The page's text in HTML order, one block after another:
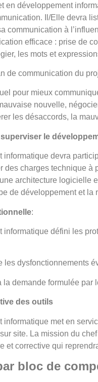
en développement
Il/Elle devra
communication à
efficace : prise de
les mots et
de communication du
pour mieux
nouvelle,
les désaccords, la
le
devra
des charges technique à
architecture logicielle
de développement et
:
informatique défini les
les dysfonctionnements
la demande formulée par
des outils
informatique met en
site. La mission du
et corrective qui
bloc de